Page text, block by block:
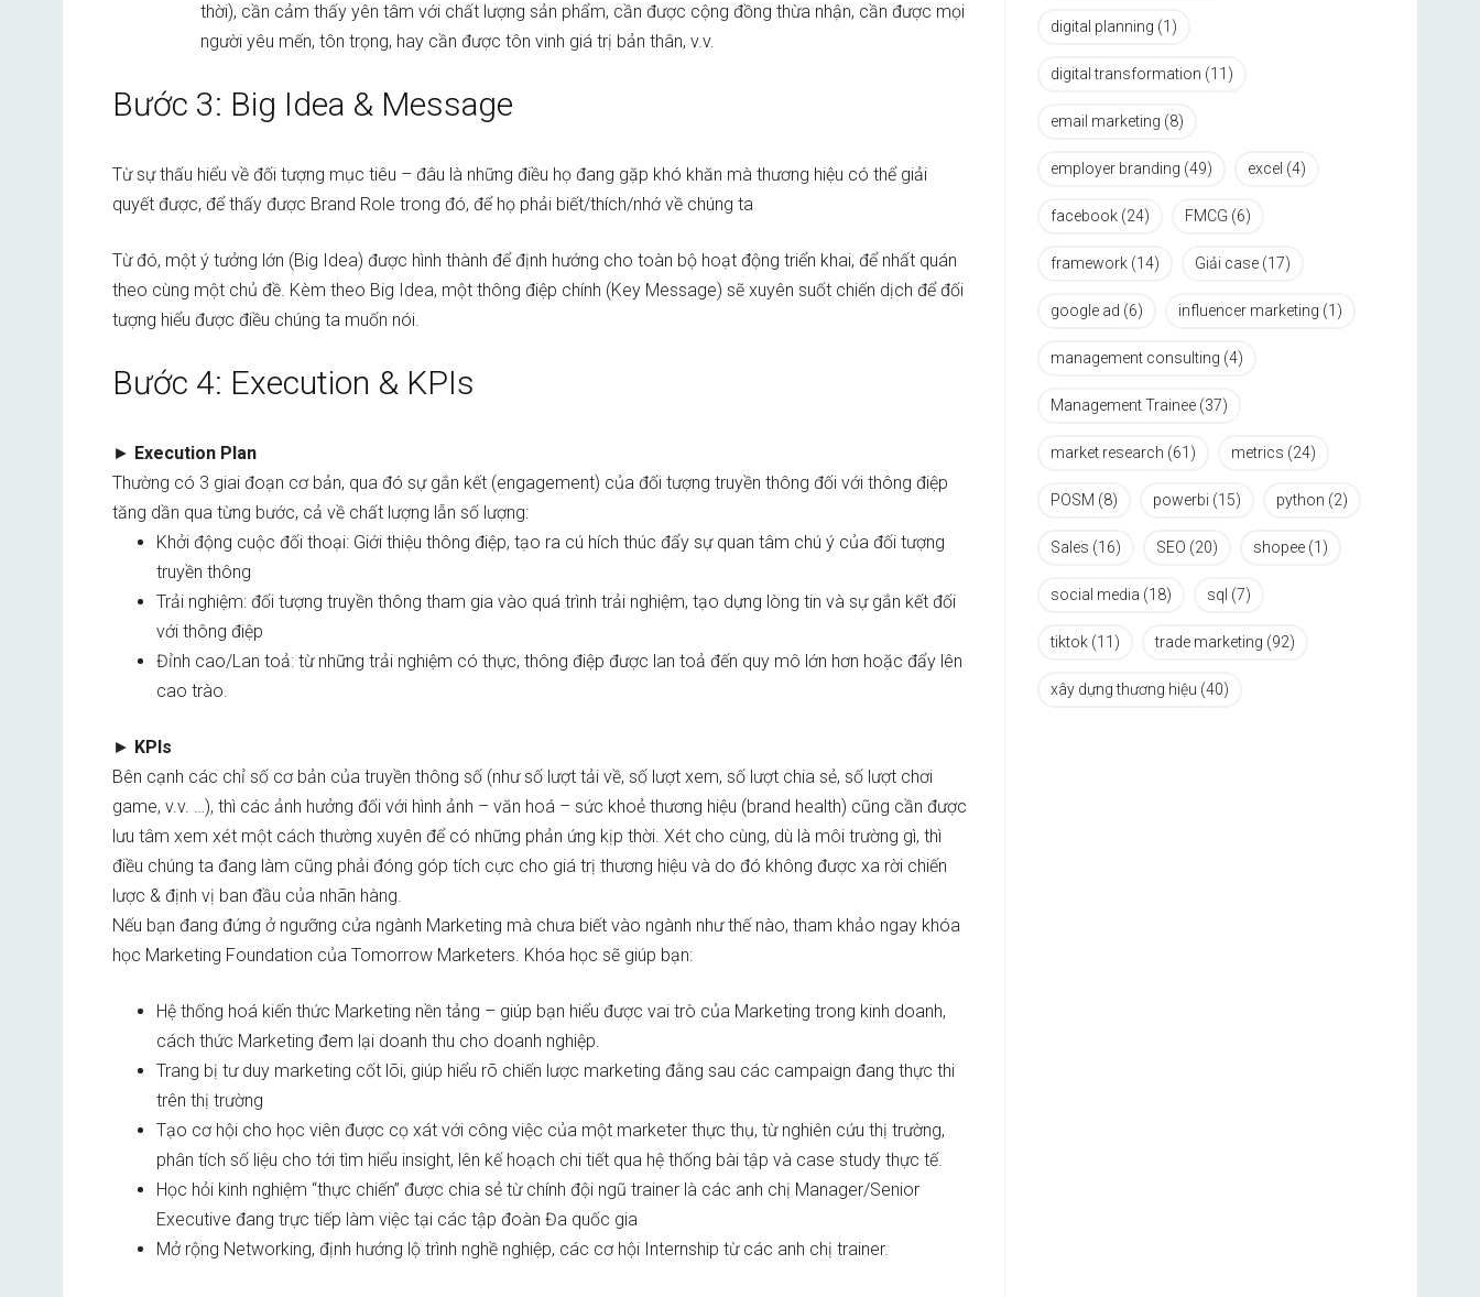
thời), cần cảm thấy yên tâm với chất lượng sản phẩm, cần được cộng đồng thừa nhận, cần được mọi
người yêu mến, tôn trọng, hay cần được tôn vinh giá trị bản thân, v.v.
Bước 3: Big Idea & Message
Từ sự thấu hiểu về đối tượng mục tiêu – đâu là những điều họ đang gặp khó khăn mà thương hiệu có thể giải
quyết được, để thấy được Brand Role trong đó, để họ phải biết/thích/nhớ về chúng ta
Từ đó, một ý tưởng lớn (Big Idea) được hình thành để định hướng cho toàn bộ hoạt động triển khai, để nhất quán
theo cùng một chủ đề. Kèm theo Big Idea, một thông điệp chính (Key Message) sẽ xuyên suốt chiến dịch để đối
tượng hiểu được điều chúng ta muốn nói.
Bước 4: Execution & KPIs
► Execution Plan
Thường có 3 giai đoạn cơ bản, qua đó sự gắn kết (engagement) của đối tượng truyền thông đối với thông điệp
tăng dần qua từng bước, cả về chất lượng lẫn số lượng:
Khởi động cuộc đối thoại: Giới thiệu thông điệp, tạo ra cú hích thúc đẩy sự quan tâm chú ý của đối tượng
truyền thông
Trải nghiệm: đối tượng truyền thông tham gia vào quá trình trải nghiệm, tạo dựng lòng tin và sự gắn kết đối
với thông điệp
Đỉnh cao/Lan toả: từ những trải nghiệm có thực, thông điệp được lan toả đến quy mô lớn hơn hoặc đẩy lên
cao trào.
► KPIs
Bên cạnh các chỉ số cơ bản của truyền thông số (như số lượt tải về, số lượt xem, số lượt chia sẻ, số lượt chơi
game, v.v. …), thì các ảnh hưởng đối với hình ảnh – văn hoá – sức khoẻ thương hiệu (brand health) cũng cần được
lưu tâm xem xét một cách thường xuyên để có những phản ứng kịp thời. Xét cho cùng, dù là môi trường gì, thì
điều chúng ta đang làm cũng phải đóng góp tích cực cho giá trị thương hiệu và do đó không được xa rời chiến
lược & định vị ban đầu của nhãn hàng.
Nếu bạn đang đứng ở ngưỡng cửa ngành Marketing mà chưa biết vào ngành như thế nào, tham khảo ngay khóa
học Marketing Foundation của Tomorrow Marketers. Khóa học sẽ giúp bạn:
Hệ thống hoá kiến thức Marketing nền tảng – giúp bạn hiểu được vai trò của Marketing trong kinh doanh,
cách thức Marketing đem lại doanh thu cho doanh nghiệp.
Trang bị tư duy marketing cốt lõi, giúp hiểu rõ chiến lược marketing đằng sau các campaign đang thực thi
trên thị trường
Tạo cơ hội cho học viên được cọ xát với công việc của một marketer thực thụ, từ nghiên cứu thị trường,
phân tích số liệu cho tới tìm hiểu insight, lên kế hoạch chi tiết qua hệ thống bài tập và case study thực tế.
Học hỏi kinh nghiệm “thực chiến” được chia sẻ từ chính đội ngũ trainer là các anh chị Manager/Senior
Executive đang trực tiếp làm việc tại các tập đoàn Đa quốc gia
Mở rộng Networking, định hướng lộ trình nghề nghiệp, các cơ hội Internship từ các anh chị trainer.
digital planning (1)
digital transformation (11)
email marketing (8)
employer branding (49) excel (4)
facebook (24) FMCG (6)
framework (14) Giải case (17)
google ad (6) influencer marketing (1)
management consulting (4)
Management Trainee (37)
market research (61) metrics (24)
POSM (8) powerbi (15) python (2)
Sales (16) SEO (20) shopee (1)
social media (18) sql (7)
tiktok (11) trade marketing (92)
xây dựng thương hiệu (40)